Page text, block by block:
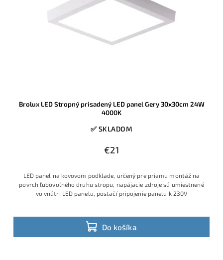
Brolux LED Stropný prisadený LED panel Gery 30x30cm 24W
4000K
✅ SKLADOM
€21
Do košíka
LED panel na kovovom podklade, určený pre priamu montáž na
povrch ľubovoľného druhu stropu, napájacie zdroje sú umiestnené
vo vnútri LED panelu, postačí pripojenie panelu k 230V